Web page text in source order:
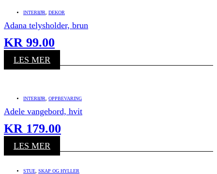
INTERIØR DEKOR
Adana telysholder, brun
KR 99.00
LES MER
INTERIØR OPPBEVARING
Adele vangebord, hvit
KR 179.00
LES MER
STUE SKAP OG HYLLER